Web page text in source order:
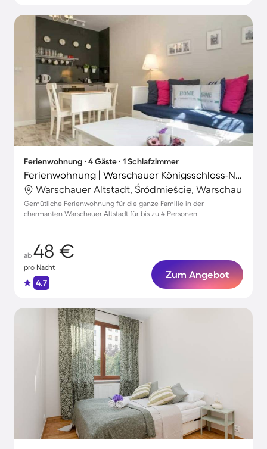
Ferienwohnung ∙ 4 Gäste ∙ 1 Schlafzimmer
Ferienwohnung | Warschauer Königsschloss-Nähe
Warschauer Altstadt, Śródmieście, Warschau
Gemütliche Ferienwohnung für die ganze Familie in der
charmanten Warschauer Altstadt für bis zu 4 Personen
ab 48 €
pro Nacht
4.7
Zum Angebot